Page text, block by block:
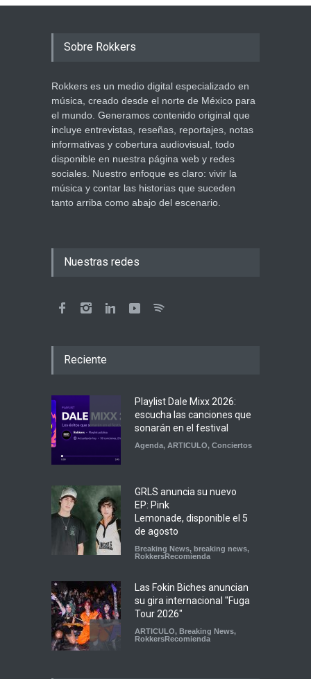
Sobre Rokkers
Rokkers es un medio digital especializado en
música, creado desde el norte de México para
el mundo. Generamos contenido original que
incluye entrevistas, reseñas, reportajes, notas
informativas y cobertura audiovisual, todo
disponible en nuestra página web y redes
sociales. Nuestro enfoque es claro: vivir la
música y contar las historias que suceden
tanto arriba como abajo del escenario.
Nuestras redes
Reciente
Playlist Dale Mixx 2026:
escucha las canciones que
sonarán en el festival
Agenda, ARTICULO, Conciertos
GRLS anuncia su nuevo
EP: Pink
Lemonade, disponible el 5
de agosto
Breaking News, breaking news,
RokkersRecomienda
Las Fokin Biches anuncian
su gira internacional "Fuga
Tour 2026"
ARTICULO, Breaking News,
RokkersRecomienda